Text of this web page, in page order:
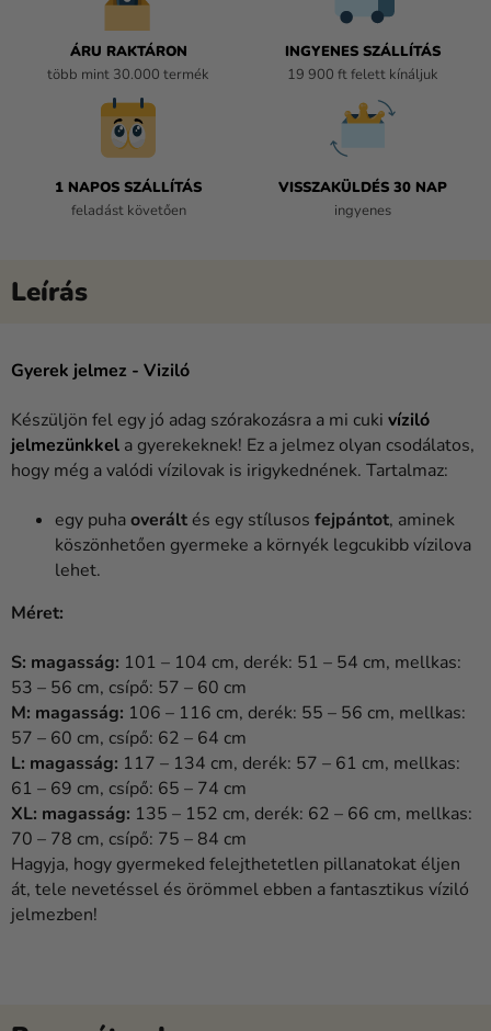
ÁRU RAKTÁRON
több mint 30.000 termék
INGYENES SZÁLLÍTÁS
19 900 ft felett kínáljuk
1 NAPOS SZÁLLÍTÁS
feladást követően
VISSZAKÜLDÉS 30 NAP
ingyenes
Gyerek jelmez - Viziló
Készüljön fel egy jó adag szórakozásra a mi cuki víziló
jelmezünkkel a gyerekeknek! Ez a jelmez olyan csodálatos,
hogy még a valódi vízilovak is irigykednének. Tartalmaz:
egy puhaoverált és egy stílusos fejpántot, aminek
köszönhetően gyermeke a környék legcukibb vízilova
lehet.
Méret:
S: magasság: 101 – 104 cm, derék: 51 – 54 cm, mellkas:
53 – 56 cm, csípő: 57 – 60 cm
M: magasság: 106 – 116 cm, derék: 55 – 56 cm, mellkas:
57 – 60 cm, csípő: 62 – 64 cm
L: magasság: 117 – 134 cm, derék: 57 – 61 cm, mellkas:
61 – 69 cm, csípő: 65 – 74 cm
XL: magasság: 135 – 152 cm, derék: 62 – 66 cm, mellkas:
70 – 78 cm, csípő: 75 – 84 cm
Hagyja, hogy gyermeked felejthetetlen pillanatokat éljen
át, tele nevetéssel és örömmel ebben a fantasztikus víziló
jelmezben!